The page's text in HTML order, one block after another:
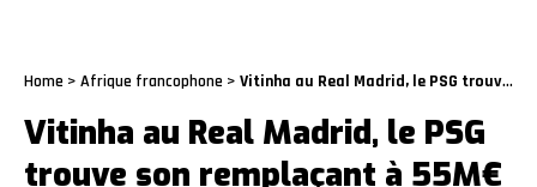
Home > Afrique francophone > Vitinha au Real Madrid, le PSG trouve son remplaçant à 55M€ au Barça
Vitinha au Real Madrid, le PSG
trouve son remplaçant à 55M€